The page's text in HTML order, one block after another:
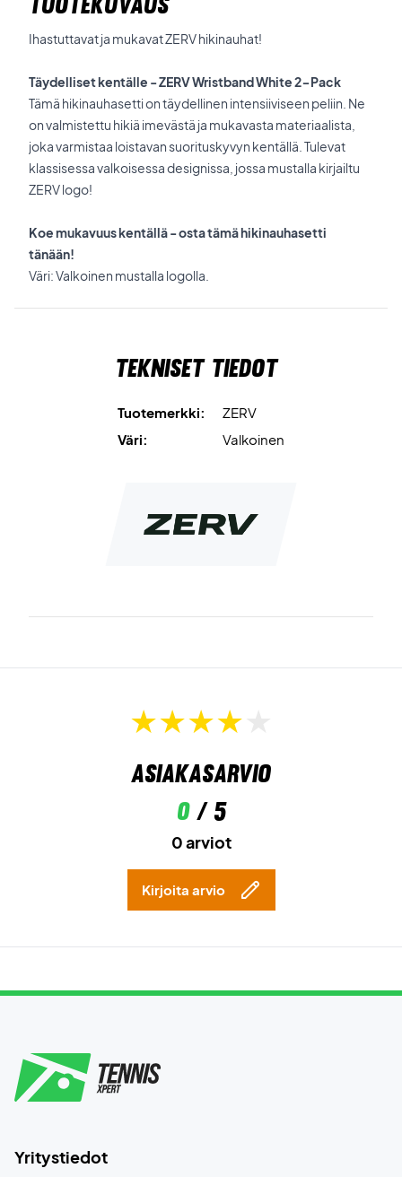
Ihastuttavat ja mukavat ZERV hikinauhat!
Täydelliset kentälle - ZERV Wristband White 2-Pack
Tämä hikinauhasetti on täydellinen intensiiviseen peliin. Ne
on valmistettu hikiä imevästä ja mukavasta materiaalista,
joka varmistaa loistavan suorituskyvyn kentällä. Tulevat
klassisessa valkoisessa designissa, jossa mustalla kirjailtu
ZERV logo!
Koe mukavuus kentällä - osta tämä hikinauhasetti
tänään!
Väri: Valkoinen mustalla logolla.
Tekniset tiedot
Tuotemerkki:
ZERV
Väri:
Valkoinen
Asiakasarvio
0/ 5
0 arviot
Kirjoita arvio
Yritystiedot